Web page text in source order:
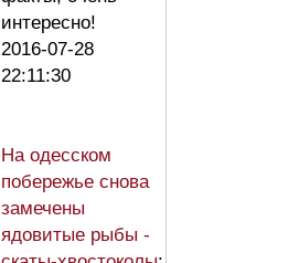
интересно!
2016-07-28
22:11:30
На одесском
побережье снова
замечены
ядовитые рыбы -